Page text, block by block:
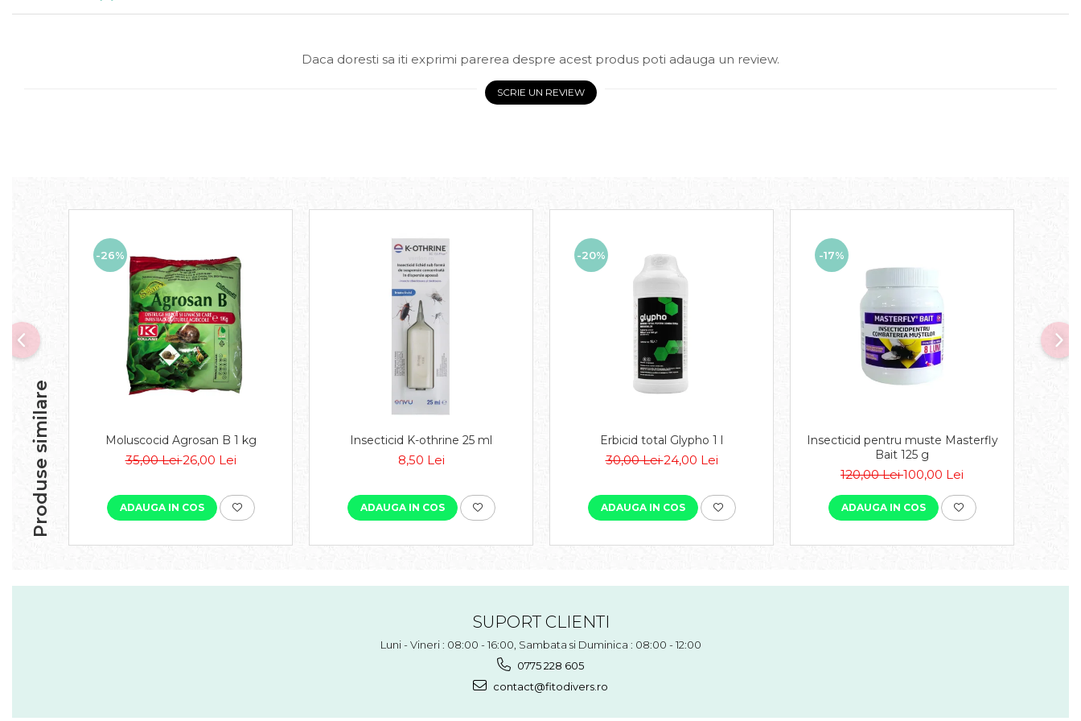
Daca doresti sa iti exprimi parerea despre acest produs poti adauga un review.
SCRIE UN REVIEW
Produse similare
-26%
Moluscocid Agrosan B 1 kg
35,00 Lei26,00 Lei
ADAUGA IN COS
Insecticid K-othrine 25 ml
8,50 Lei
ADAUGA IN COS
-20%
Erbicid total Glypho 1 l
30,00 Lei24,00 Lei
ADAUGA IN COS
-17%
Insecticid pentru muste Masterfly
Bait 125 g
120,00 Lei100,00 Lei
ADAUGA IN COS
-
SUPORT CLIENTI
Luni - Vineri : 08:00 - 16:00, Sambata si Duminica : 08:00 - 12:00
0775 228 605
contact@fitodivers.ro